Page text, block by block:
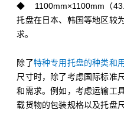
◆ 1100mm×1100mm（
托盘在日本、韩国等地区较
求。
除了特种专用托盘的种类和
尺寸时，除了考虑国际标准
和需求。例如，考虑运输工
载货物的包装规格以及托盘